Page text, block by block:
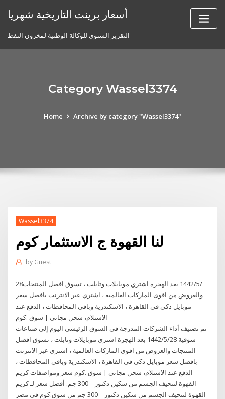
أسعار برينت التاريخية شهريا
التقرير السنوي للوكالة الوطنية لمخزون النفط
Category Wassel3374
Home Archive by category "Wassel3374"
Wassel3374
لنا القهوة ج الاستثمار كوم
by Guest
28‏‏/5‏‏/1442 بعد الهجرة اشتري موبايلات وتابلت ، تسوق افضل المنتجات
والعروض من اقوى الماركات العالمية ، اشتري عبر الانترنت بافضل سعر
موبايل ذكي في القاهرة ، الاسكندرية وباقي المحافظات ، الدفع عند
الاستلام، شحن مجاني | سوق .كوم
تم تصنيف أداء الشركات المدرجة في السوق الرئيسي اليوم إلى صناعات
سوقية 28‏‏/5‏‏/1442 بعد الهجرة اشتري موبايلات وتابلت ، تسوق افضل
المنتجات والعروض من اقوى الماركات العالمية ، اشتري عبر الانترنت
بافضل سعر موبايل ذكي في القاهرة ، الاسكندرية وباقي المحافظات ،
الدفع عند الاستلام، شحن مجاني | سوق .كوم سعر ومواصفات كريم
القهوة لتنحيف الجسم من سكين دكتور – 300 جم. أفضل سعر لـ كريم
القهوة لتنحيف الجسم من سكين دكتور – 300 جم من سوق.كوم فى مصر